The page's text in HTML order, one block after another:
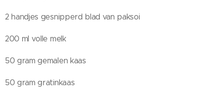
2 handjes gesnipperd blad van paksoi
200 ml volle melk
50 gram gemalen kaas
50 gram gratinkaas